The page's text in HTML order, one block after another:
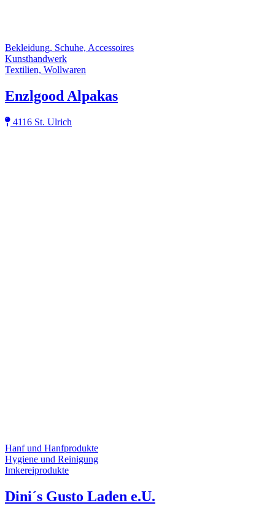
Bekleidung, Schuhe, Accessoires
Kunsthandwerk
Textilien, Wollwaren
Enzlgood Alpakas
4116 St. Ulrich
Hanf und Hanfprodukte
Hygiene und Reinigung
Imkereiprodukte
Dini´s Gusto Laden e.U.